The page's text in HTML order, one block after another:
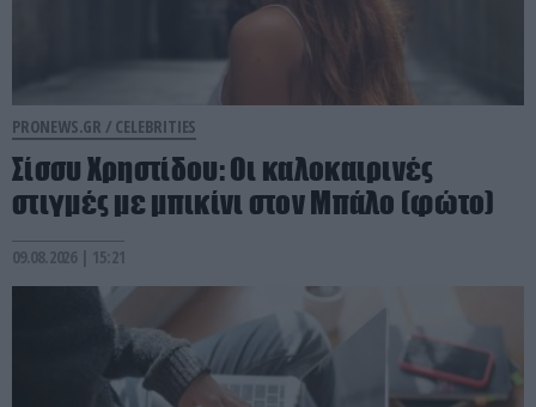
PRONEWS.GR / CELEBRITIES
Σίσσυ Χρηστίδου: Οι καλοκαιρινές
στιγμές με μπικίνι στον Μπάλο (φώτο)
09.08.2026 | 15:21